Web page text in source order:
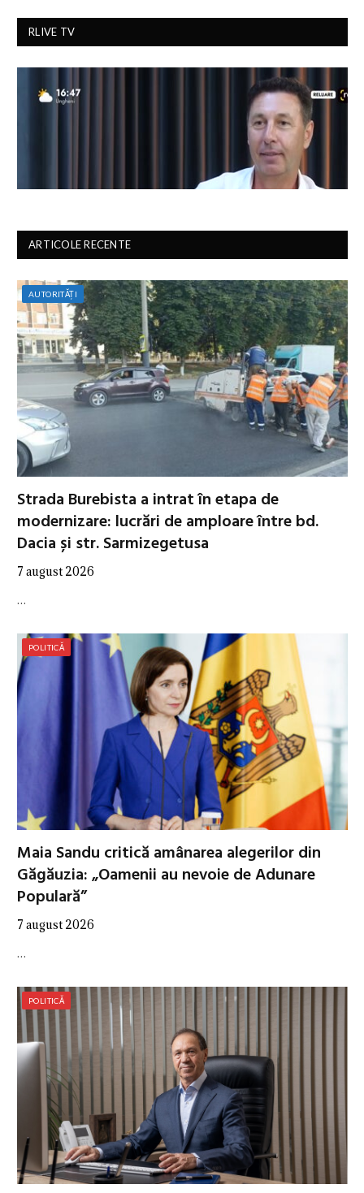
RLIVE TV
ARTICOLE RECENTE
AUTORITĂȚI
Strada Burebista a intrat în etapa de
modernizare: lucrări de amploare între bd.
Dacia și str. Sarmizegetusa
7 august 2026
…
POLITICĂ
Maia Sandu critică amânarea alegerilor din
Găgăuzia: „Oamenii au nevoie de Adunare
Populară”
7 august 2026
…
POLITICĂ